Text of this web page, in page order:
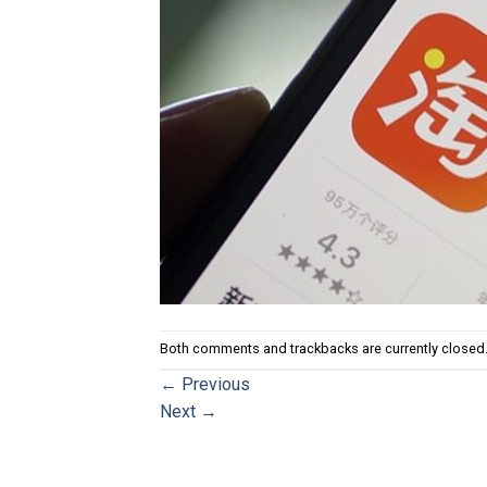
Both comments and trackbacks are currently closed.
← Previous
Next →